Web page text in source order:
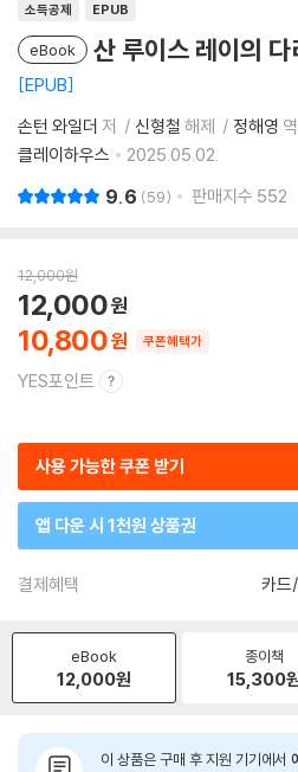
소득공제 EPUB
eBook 산 루이스 레이의 다
EPUB
손턴 와일더 저 신형철 해제 정해영 역
클레이하우스
2025.05.02.
9.6 59 판매지수 552
12,000원
10,800
12,000
쿠폰혜택가
YES포인트
사용 가능한 쿠폰 받기
앱 다운 시 1천원 상품권
결제혜택 카드
eBook
12,000원
종이책
15,300
이 상품은 구매 후 지원 기기에서